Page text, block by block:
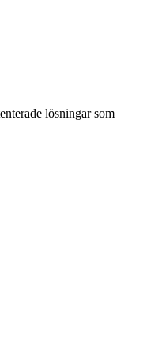
lösningar som